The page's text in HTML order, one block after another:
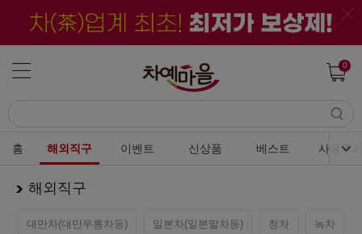
0
홈 해외직구 이벤트 신상품 베스트 사용후
해외직구
대만차(대만우롱차등) 일본차(일본말차등) 청차 녹차